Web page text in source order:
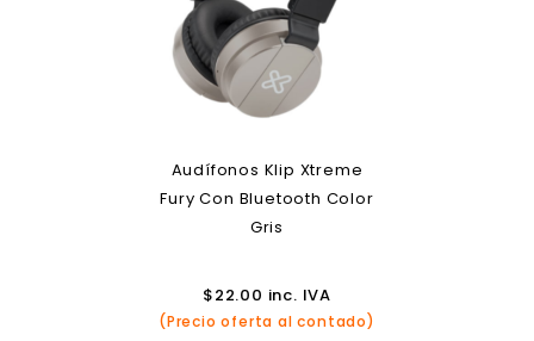
Audífonos Klip Xtreme
Fury Con Bluetooth Color
Gris
$22.00 inc. IVA
(Precio oferta al contado)